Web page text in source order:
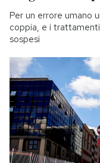
Per un errore umano
coppia, e i
sospesi